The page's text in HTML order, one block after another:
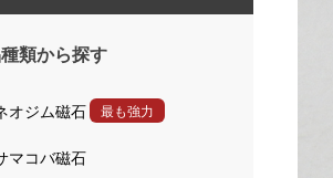
多用途吸着バー
マグネット吸着器
ハンドマグネット
マグネットキャッチャ
類から探す
オジム磁石 最も強力
マコバ磁石